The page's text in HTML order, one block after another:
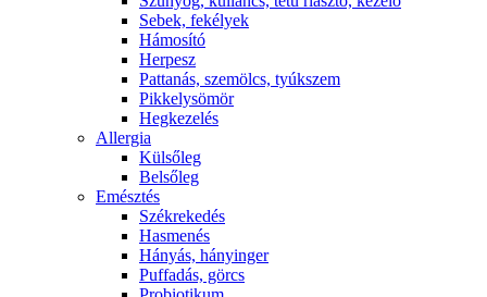
Sebek, fekélyek
Hámosító
Herpesz
Pattanás, szemölcs, tyúkszem
Pikkelysömör
Hegkezelés
Allergia
Külsőleg
Belsőleg
Emésztés
Székrekedés
Hasmenés
Hányás, hányinger
Puffadás, görcs